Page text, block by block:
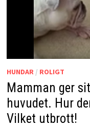
HUNDAR/ ROLIGT
Mamman ger
huvudet. Hur
Vilket utbrott!